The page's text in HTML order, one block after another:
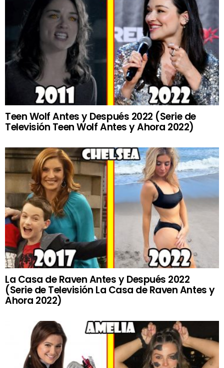
Teen Wolf Antes y Después 2022 (Serie de
Televisión Teen Wolf Antes y Ahora 2022)
La Casa de Raven Antes y Después 2022
(Serie de Televisión La Casa de Raven Antes y
Ahora 2022)